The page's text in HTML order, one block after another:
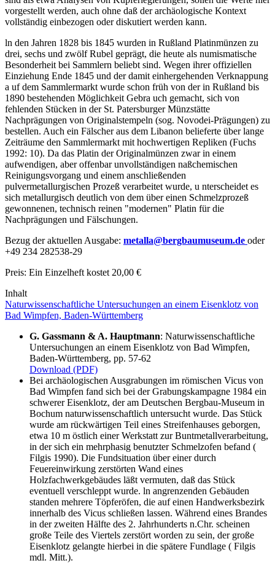
vorgestellt werden, auch ohne daß der archäologische Kontext
vollständig einbezogen oder diskutiert werden kann.
ln den Jahren 1828 bis 1845 wurden in Rußland Platinmünzen zu
drei, sechs und zwölf Rubel geprägt, die heute als numismatische
Besonderheit bei Sammlern beliebt sind. Wegen ihrer offiziellen
Einziehung Ende 1845 und der damit einhergehenden Verknappung
a uf dem Sammlermarkt wurde schon früh von der in Rußland bis
1890 bestehenden Möglichkeit Gebra uch gemacht, sich von
fehlenden Stücken in der St. Patersburger Münzstätte
Nachprägungen von Originalstempeln (sog. Novodei-Prägungen) zu
bestellen. Auch ein Fälscher aus dem Libanon belieferte über lange
Zeiträume den Sammlermarkt mit hochwertigen Repliken (Fuchs
1992: 10). Da das Platin der Originalmünzen zwar in einem
aufwendigen, aber offenbar unvollständigen naßchemischen
Reinigungsvorgang und einem anschließenden
pulvermetallurgischen Prozeß verarbeitet wurde, u nterscheidet es
sich metallurgisch deutlich von dem über einen Schmelzprozeß
gewonnenen, technisch reinen "modernen" Platin für die
Nachprägungen und Fälschungen.
Bezug der aktuellen Ausgabe: metalla@bergbaumuseum.de oder
+49 234 282538-29
Preis: Ein Einzelheft kostet 20,00 €
Inhalt
Naturwissenschaftliche Untersuchungen an einem Eisenklotz von
Bad Wimpfen, Baden-Württemberg
G. Gassmann & A. Hauptmann: Naturwissenschaftliche
Untersuchungen an einem Eisenklotz von Bad Wimpfen,
Baden-Württemberg, pp. 57-62
Download (PDF)
Bei archäologischen Ausgrabungen im römischen Vicus von
Bad Wimpfen fand sich bei der Grabungskampagne 1984 ein
schwerer Eisenklotz, der am Deutschen Bergbau-Museum in
Bochum naturwissenschaftlich untersucht wurde. Das Stück
wurde am rückwärtigen Teil eines Streifenhauses geborgen,
etwa 10 m östlich einer Werkstatt zur Buntmetallverarbeitung,
in der sich ein mehrphasig benutzter Schmelzofen befand (
Filgis 1990). Die Fundsituation über einer durch
Feuereinwirkung zerstörten Wand eines
Holzfachwerkgebäudes läßt vermuten, daß das Stück
eventuell verschleppt wurde. ln angrenzenden Gebäuden
standen mehrere Töpferöfen, die auf einen Handwerksbezirk
innerhalb des Vicus schließen lassen. Während eines Brandes
in der zweiten Hälfte des 2. Jahrhunderts n.Chr. scheinen
große Teile des Viertels zerstört worden zu sein, der große
Eisenklotz gelangte hierbei in die spätere Fundlage ( Filgis
mdl. Mitt.).